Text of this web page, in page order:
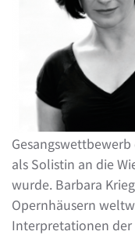
als Solistin an die
wurde. Barbara
Opernhäusern
Interpretationen der